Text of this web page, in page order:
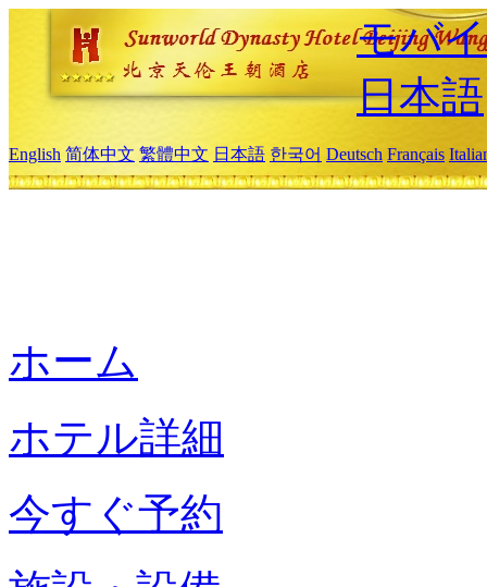
モバ
日本語
English 简体中文 繁體中文 日本語 한국어 Deutsch Français
ホーム
ホテル詳細
今すぐ予約